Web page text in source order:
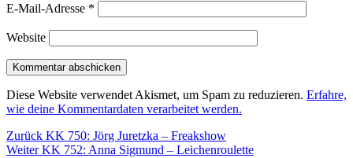
E-Mail-Adresse *
Website
Diese Website verwendet Akismet, um Spam zu reduzieren. Erfahre,
wie deine Kommentardaten verarbeitet werden.
Beitragsnavigation
Zurück Vorheriger
Beitrag:
KK 750: Jörg Juretzka – Freakshow
Weiter Nächster
KK 752: Anna Sigmund – Leichenroulette